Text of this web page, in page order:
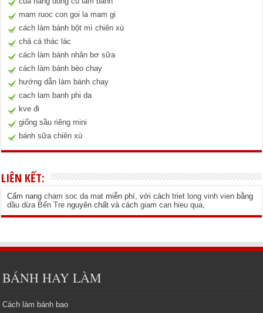
mam ruoc con goi la mam gi
cách làm bánh bột mì chiên xù
chả cá thác lác
cách làm bánh nhân bơ sữa
cách làm bánh bèo chay
hướng dẫn làm bánh chay
cach lam banh phi da
kve đi
giống sầu riêng mini
bánh sữa chiên xù
LIÊN KẾT:
Cẩm nangcham soc da mat miễn phí, với cáchtriet long vinh vien bằng
dầu dừa Bến Tre nguyên chất và cáchgiam can hieu qua,
BÁNH HAY LÀM
Cách làm bánh bao